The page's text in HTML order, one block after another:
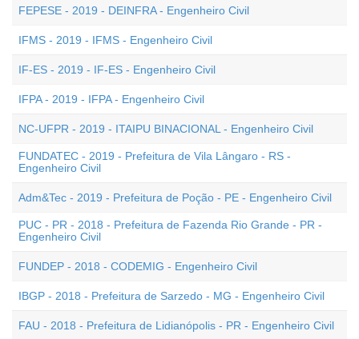
FEPESE - 2019 - DEINFRA - Engenheiro Civil
IFMS - 2019 - IFMS - Engenheiro Civil
IF-ES - 2019 - IF-ES - Engenheiro Civil
IFPA - 2019 - IFPA - Engenheiro Civil
NC-UFPR - 2019 - ITAIPU BINACIONAL - Engenheiro Civil
FUNDATEC - 2019 - Prefeitura de Vila Lângaro - RS -
Engenheiro Civil
Adm&Tec - 2019 - Prefeitura de Poção - PE - Engenheiro Civil
PUC - PR - 2018 - Prefeitura de Fazenda Rio Grande - PR -
Engenheiro Civil
FUNDEP - 2018 - CODEMIG - Engenheiro Civil
IBGP - 2018 - Prefeitura de Sarzedo - MG - Engenheiro Civil
FAU - 2018 - Prefeitura de Lidianópolis - PR - Engenheiro Civil